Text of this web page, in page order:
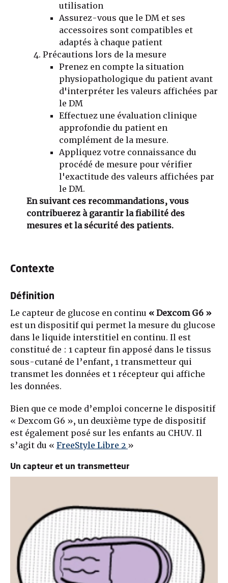
utilisation
Assurez-vous que le DM et ses
accessoires sont compatibles et
adaptés à chaque patient
Précautions lors de la mesure
Prenez en compte la situation
physiopathologique du patient avant
d'interpréter les valeurs affichées par
le DM
Effectuez une évaluation clinique
approfondie du patient en
complément de la mesure.
Appliquez votre connaissance du
procédé de mesure pour vérifier
l'exactitude des valeurs affichées par
le DM.
En suivant ces recommandations, vous
contribuerez à garantir la fiabilité des
mesures et la sécurité des patients.
Contexte
Définition
Le capteur de glucose en continu « Dexcom G6 »
est un dispositif qui permet la mesure du glucose
dans le liquide interstitiel en continu. Il est
constitué de : 1 capteur fin apposé dans le tissus
sous-cutané de l’enfant, 1 transmetteur qui
transmet les données et 1 récepteur qui affiche
les données.
Bien que ce mode d’emploi concerne le dispositif
« Dexcom G6 », un deuxième type de dispositif
est également posé sur les enfants au CHUV. Il
s’agit du « FreeStyle Libre 2 »
Un capteur et un transmetteur